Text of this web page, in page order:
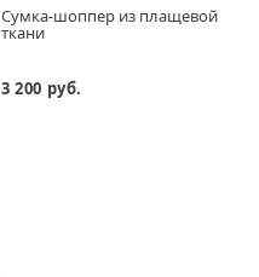
Сумка-шоппер из плащевой
ткани
3 200 руб.